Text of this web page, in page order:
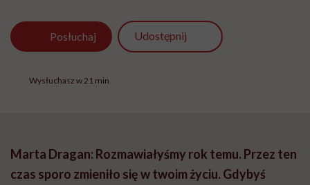
Posłuchaj Udostępnij
Wysłuchasz w 21 min
Marta Dragan: Rozmawiałyśmy rok temu. Przez ten
czas sporo zmieniło się w twoim życiu. Gdybyś